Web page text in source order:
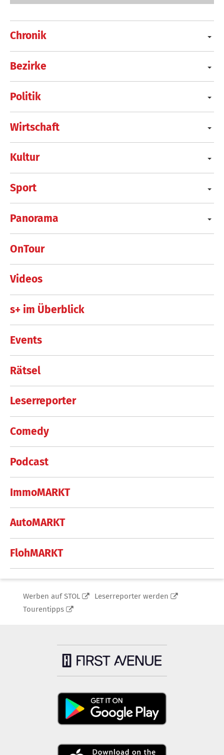
Chronik
Bezirke
Politik
Wirtschaft
Kultur
Sport
Panorama
OnTour
Videos
s+ im Überblick
Events
Rätsel
Leserreporter
Comedy
Podcast
ImmoMARKT
AutoMARKT
FlohMARKT
Werben auf STOL
Leserreporter werden
Tourentipps